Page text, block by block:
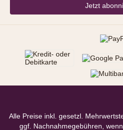
Jetzt
Alle Preise inkl. gesetzl.
ggf. Nachnahmegebühren,